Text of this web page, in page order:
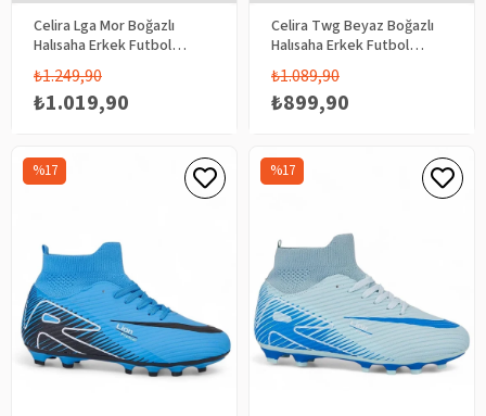
Celira Lga Mor Boğazlı
Halısaha Erkek Futbol
Ayakkabı
₺1.019,90
₺1.249,90
Celira Twg Beyaz Boğazlı
Halısaha Erkek Futbol
Ayakkabı
₺899,90
₺1.089,90
%17 %17